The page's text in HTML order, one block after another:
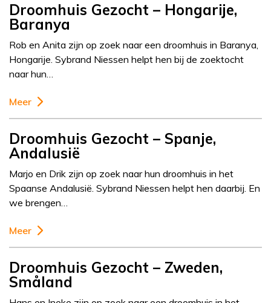
Droomhuis Gezocht – Hongarije,
Baranya
Rob en Anita zijn op zoek naar een droomhuis in Baranya,
Hongarije. Sybrand Niessen helpt hen bij de zoektocht
naar hun…
Meer
Droomhuis Gezocht – Spanje,
Andalusië
Marjo en Drik zijn op zoek naar hun droomhuis in het
Spaanse Andalusië. Sybrand Niessen helpt hen daarbij. En
we brengen…
Meer
Droomhuis Gezocht – Zweden,
Småland